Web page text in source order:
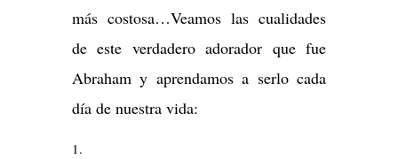
más costosa…Veamos las cualidades
de este verdadero adorador que fue
Abraham y aprendamos a serlo cada
día de nuestra vida: